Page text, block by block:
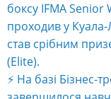
боксу IFMA
проходив у
став срібним
(Elite).
⚡️ На базі Бізнес-